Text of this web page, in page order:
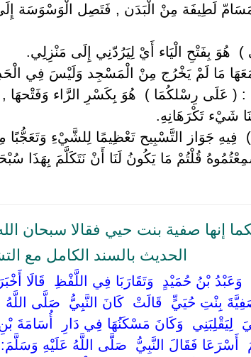
لَطِيفَة مِنْ الْبَدَن , فَتَصِل الْوَسْوَسَة
) ‏ ‏هُوَ بِفَتْحِ الْيَاء أَيْ لِيَرُدّنِي إِلَى مَنْزِلِي.
مَا لَمْ يَخْرُج مِنْ الْمَسْجِد وَلَيْسَ فِي
: ( عَلَى رِسْلكُمَا ) ‏ ‏هُوَ بِكَسْرِ الرَّاء
شَيْء تَكْرَهَانِهِ.
‏فِيهِ جَوَاز التَّسْبِيح تَعْظِيمًا لِلشَّيْءِ وَتَعَجُّبًا
قُلْتُمْ مَا يَكُونُ لَنَا أَنْ نَتَكَلَّمَ بِهَذَا
إنها صفية بنت حيي فقالا سبحان
الحديث بالسند الكامل مع
بْنُ حُمَيْدٍ ‏ ‏وَتَقَارَبَا فِي اللَّفْظِ ‏ ‏قَالَا
حُيَيٍّ ‏ ‏قَالَتْ ‏ ‏كَانَ النَّبِيُّ ‏ ‏صَلَّى اللَّهُ
‏وَكَانَ مَسْكَنُهَا فِي دَارِ ‏ ‏أُسَامَةَ بْنِ
‏أَسْرَعَا فَقَالَ النَّبِيُّ ‏ ‏صَلَّى اللَّهُ عَلَيْهِ